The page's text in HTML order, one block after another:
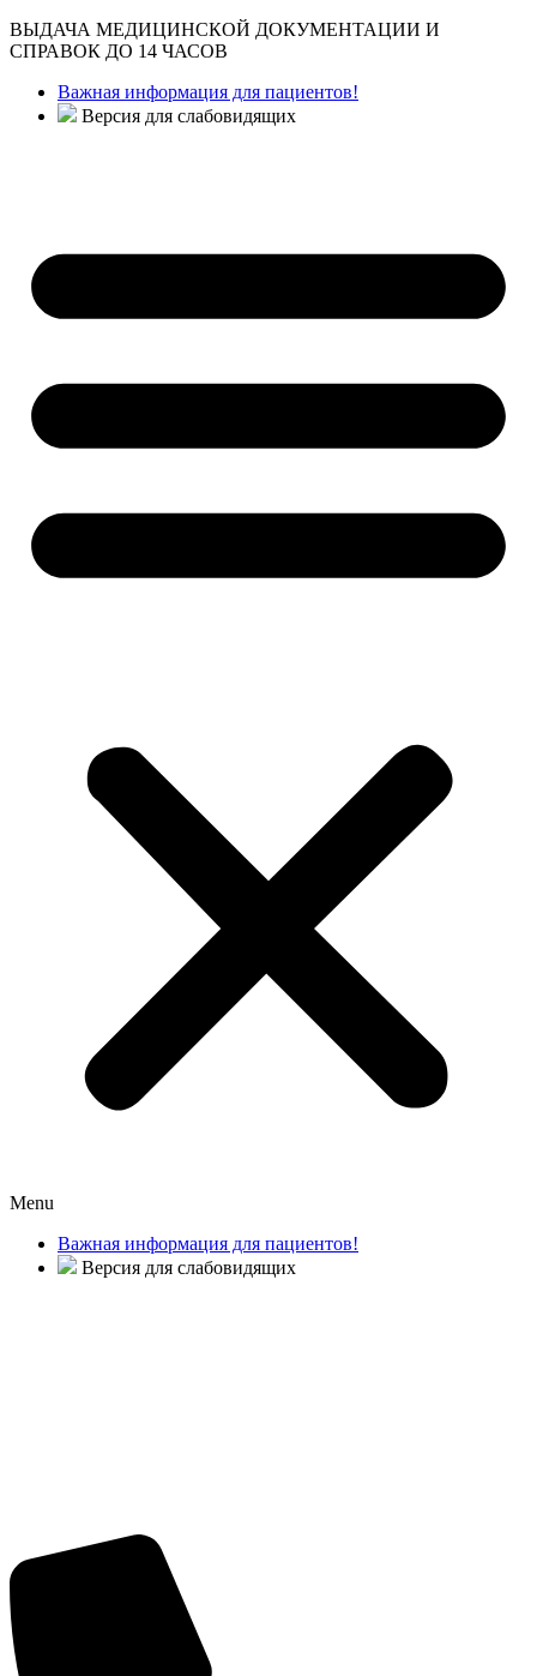
ВЫДАЧА МЕДИЦИНСКОЙ ДОКУМЕНТАЦИИ И
СПРАВОК ДО 14 ЧАСОВ
Важная информация для пациентов!
Версия для слабовидящих
Menu
Важная информация для пациентов!
Версия для слабовидящих